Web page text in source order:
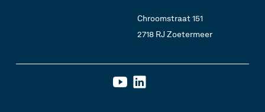
Chroomstraat 151
2718 RJ Zoetermeer